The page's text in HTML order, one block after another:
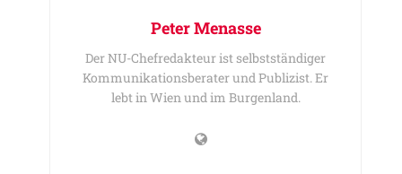
Peter Menasse
Der NU-Chefredakteur ist selbstständiger
Kommunikationsberater und Publizist. Er
lebt in Wien und im Burgenland.